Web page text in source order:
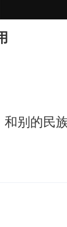
计大楼”读数
0元薅走
更加坚强有力
别的民